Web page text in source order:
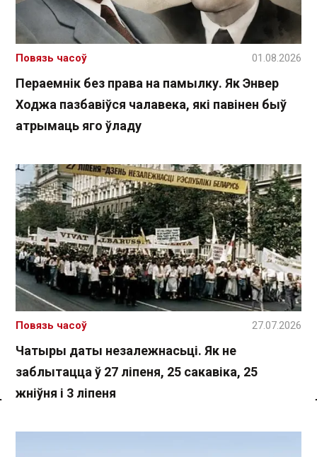
Пераемнік без права на памылку. Як Энвер
Ходжа пазбавіўся чалавека, які павінен быў
атрымаць яго ўладу
Повязь часоў 01.08.2026
Чатыры даты незалежнасьці. Як не
заблытацца ў 27 ліпеня, 25 сакавіка, 25
жніўня і 3 ліпеня
Повязь часоў 27.07.2026